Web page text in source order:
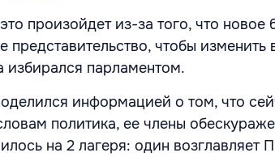
произойдет из-за того, что новое
представительство, чтобы изменить
избирался парламентом.
информацией о том, что
политика, ее члены
на 2 лагеря: один возглавляет